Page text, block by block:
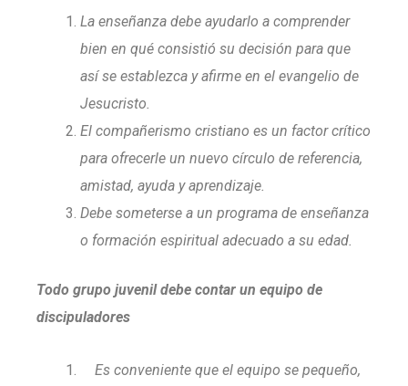
La enseñanza debe ayudarlo a comprender
bien en qué consistió su decisión para que
así se establezca y afirme en el evangelio de
Jesucristo.
El compañerismo cristiano es un factor crítico
para ofrecerle un nuevo círculo de referencia,
amistad, ayuda y aprendizaje.
Debe someterse a un programa de enseñanza
o formación espiritual adecuado a su edad.
Todo grupo juvenil debe contar un equipo de
discipuladores
Es conveniente que el equipo se pequeño,